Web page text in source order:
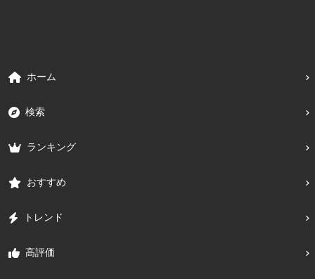
ホーム
検索
ランキング
おすすめ
トレンド
高評価